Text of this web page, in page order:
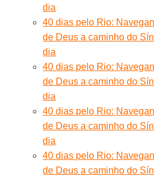
dia
40 dias pelo Rio:
de Deus a caminho do
dia
40 dias pelo Rio:
de Deus a caminho do
dia
40 dias pelo Rio:
de Deus a caminho do
dia
40 dias pelo Rio:
de Deus a caminho do